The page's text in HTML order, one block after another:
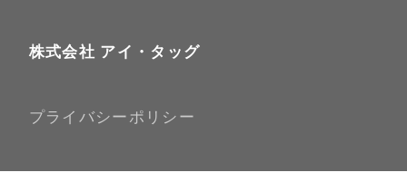
株式会社 アイ・タッグ
プライバシーポリシー